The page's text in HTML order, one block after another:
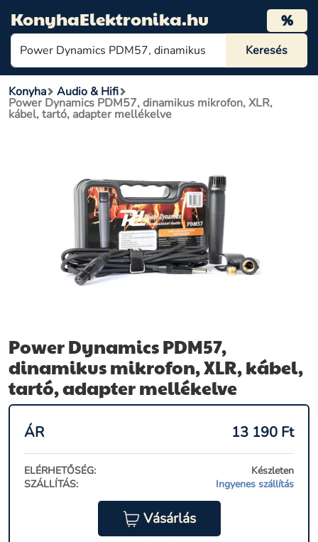
KonyhaElektronika.hu %
Konyha Audio & Hifi
Power Dynamics PDM57, dinamikus mikrofon, XLR,
kábel, tartó, adapter mellékelve
Power Dynamics PDM57,
dinamikus mikrofon, XLR, kábel,
tartó, adapter mellékelve
ÁR 13 190 Ft
ELÉRHETŐSÉG:
Készleten
SZÁLLÍTÁS:
Ingyenes szállítás
Vásárlás